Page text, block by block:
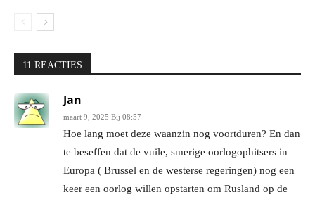
11 REACTIES
Jan
maart 9, 2025 Bij 08:57
Hoe lang moet deze waanzin nog voortduren? En dan
te beseffen dat de vuile, smerige oorlogophitsers in
Europa ( Brussel en de westerse regeringen) nog een
keer een oorlog willen opstarten om Rusland op de